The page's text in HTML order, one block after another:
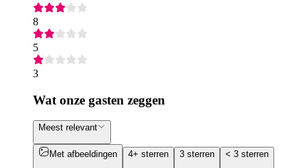
8
5
3
Wat onze gasten zeggen
Meest relevant
Met afbeeldingen 4+ sterren 3 sterren < 3 sterren